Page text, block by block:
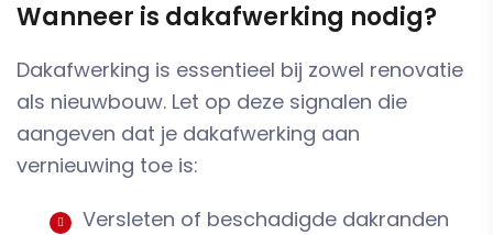
Wanneer is dakafwerking nodig?
Dakafwerking is essentieel bij zowel renovatie
als nieuwbouw. Let op deze signalen die
aangeven dat je dakafwerking aan
vernieuwing toe is:
Versleten of beschadigde dakranden